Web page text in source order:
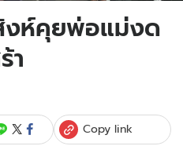
งห์คุยพ่อแม่งด
า
Copy link